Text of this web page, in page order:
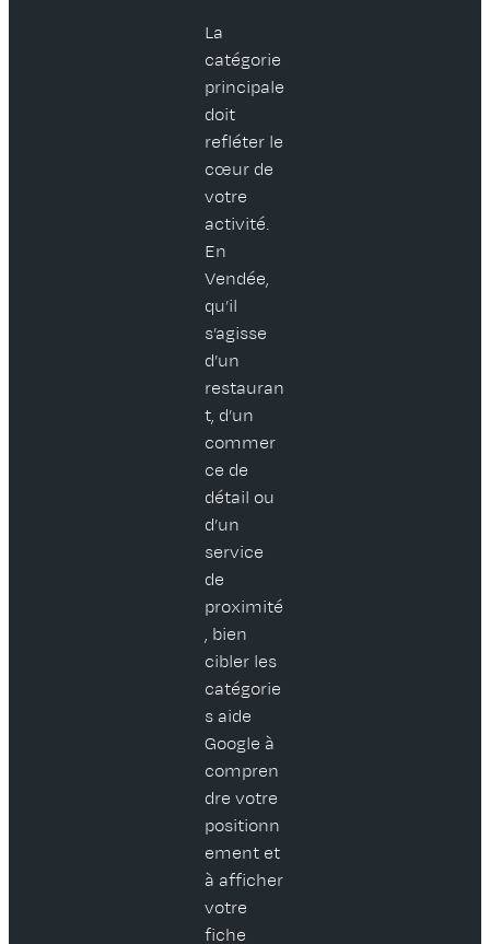
La
catégorie
principale
doit
refléter le
cœur de
votre
activité.
En
Vendée,
qu’il
s’agisse
d’un
restauran
t, d’un
commer
ce de
détail ou
d’un
service
de
proximité
, bien
cibler les
catégorie
s aide
Google à
compren
dre votre
positionn
ement et
à afficher
votre
fiche